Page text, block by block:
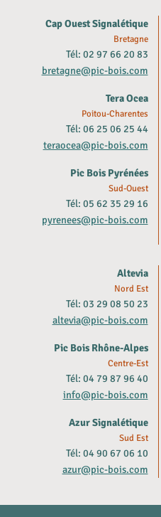
Cap Ouest Signalétique
Bretagne
Tél: 02 97 66 20 83
bretagne@pic-bois.com
Tera Ocea
Poitou-Charentes
Tél: 06 25 06 25 44
teraocea@pic-bois.com
Pic Bois Pyrénées
Sud-Ouest
Tél: 05 62 35 29 16
pyrenees@pic-bois.com
Altevia
Nord Est
Tél: 03 29 08 50 23
altevia@pic-bois.com
Pic Bois Rhône-Alpes
Centre-Est
Tél: 04 79 87 96 40
info@pic-bois.com
Azur Signalétique
Sud Est
Tél: 04 90 67 06 10
azur@pic-bois.com